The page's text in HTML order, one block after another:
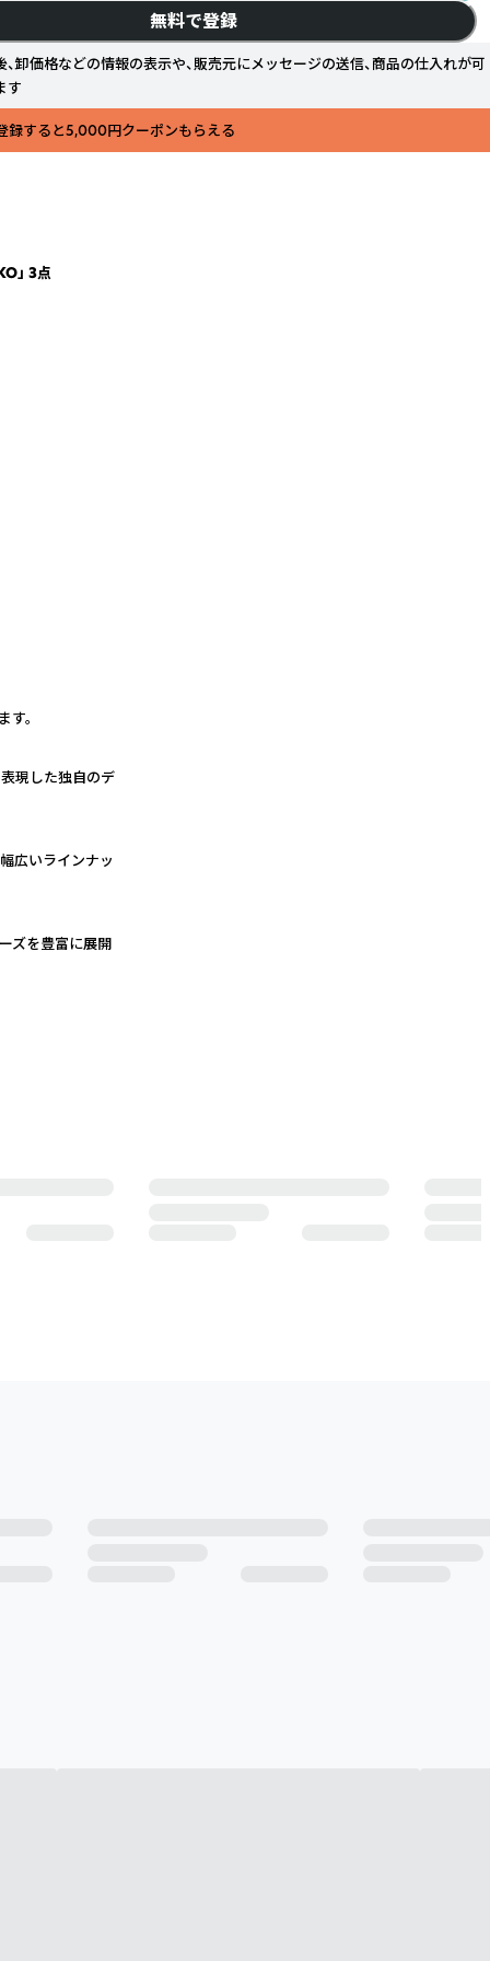
無料で登録
、卸価格などの情報の表示や、販売元にメッセージの送信、商品の仕入れが可
す
登録すると5,000円クーポンもらえる
」 3点
。
現した独自のデ
広いラインナッ
ズを豊富に展開